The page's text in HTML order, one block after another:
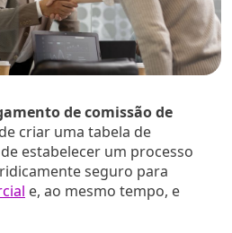
de comissão de
criar uma tabela de
estabelecer um processo
seguro para
e, ao mesmo tempo, e